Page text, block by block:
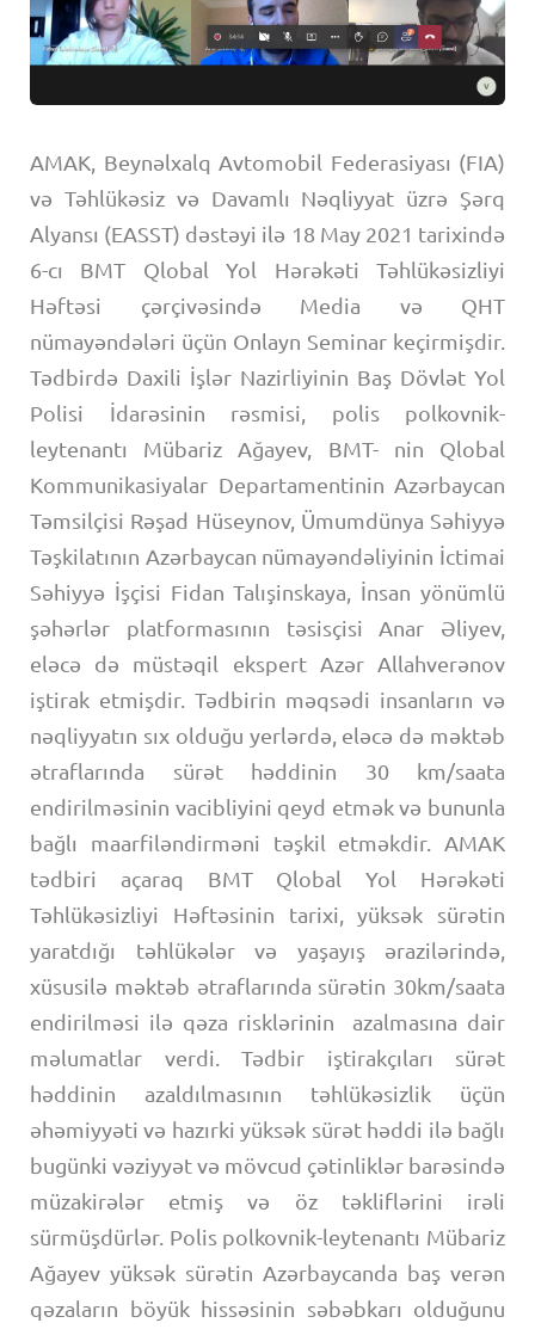
AMAK, Beynəlxalq Avtomobil Federasiyası (FIA)
və Təhlükəsiz və Davamlı Nəqliyyat üzrə Şərq
Alyansı (EASST) dəstəyi ilə 18 May 2021 tarixində
6-cı BMT Qlobal Yol Hərəkəti Təhlükəsizliyi
Həftəsi çərçivəsində Media və QHT
nümayəndələri üçün Onlayn Seminar keçirmişdir.
Tədbirdə Daxili İşlər Nazirliyinin Baş Dövlət Yol
Polisi İdarəsinin rəsmisi, polis polkovnik-
leytenantı Mübariz Ağayev, BMT- nin Qlobal
Kommunikasiyalar Departamentinin Azərbaycan
Təmsilçisi Rəşad Hüseynov, Ümumdünya Səhiyyə
Təşkilatının Azərbaycan nümayəndəliyinin İctimai
Səhiyyə İşçisi Fidan Talışinskaya, İnsan yönümlü
şəhərlər platformasının təsisçisi Anar Əliyev,
eləcə də müstəqil ekspert Azər Allahverənov
iştirak etmişdir. Tədbirin məqsədi insanların və
nəqliyyatın sıx olduğu yerlərdə, eləcə də məktəb
ətraflarında sürət həddinin 30 km/saata
endirilməsinin vacibliyini qeyd etmək və bununla
bağlı maarfiləndirməni təşkil etməkdir. AMAK
tədbiri açaraq BMT Qlobal Yol Hərəkəti
Təhlükəsizliyi Həftəsinin tarixi, yüksək sürətin
yaratdığı təhlükələr və yaşayış ərazilərində,
xüsusilə məktəb ətraflarında sürətin 30km/saata
endirilməsi ilə qəza risklərinin azalmasına dair
məlumatlar verdi. Tədbir iştirakçıları sürət
həddinin azaldılmasının təhlükəsizlik üçün
əhəmiyyəti və hazırki yüksək sürət həddi ilə bağlı
bugünki vəziyyət və mövcud çətinliklər barəsində
müzakirələr etmiş və öz təkliflərini irəli
sürmüşdürlər. Polis polkovnik-leytenantı Mübariz
Ağayev yüksək sürətin Azərbaycanda baş verən
qəzaların böyük hissəsinin səbəbkarı olduğunu